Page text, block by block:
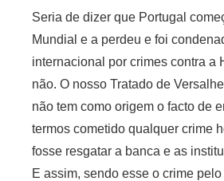
P
r
e
c
a
r
i
Seria de dizer que Portugal
Mundial e a perdeu e foi
internacional por crimes contra a
não. O nosso Tratado de
não tem como origem o facto de
termos cometido qualquer crime
fosse resgatar a banca e as
E assim, sendo esse o crime